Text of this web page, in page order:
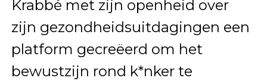
Krabbé met zijn openheid over
zijn gezondheidsuitdagingen een
platform gecreëerd om het
bewustzijn rond k*nker te